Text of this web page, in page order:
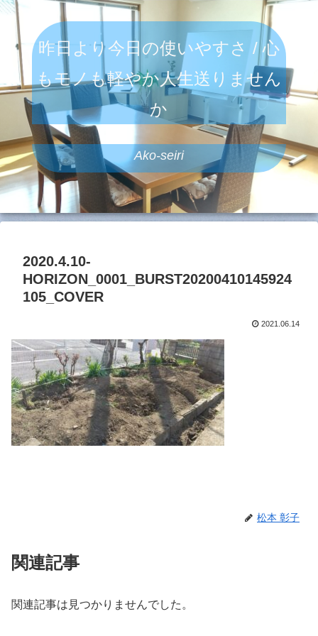
昨日より今日の使いやすさ / 心
もモノも軽やか人生送りません
か
Ako-seiri
2020.4.10-
HORIZON_0001_BURST20200410145924
105_COVER
2021.06.14
松本 彰子
関連記事
関連記事は見つかりませんでした。